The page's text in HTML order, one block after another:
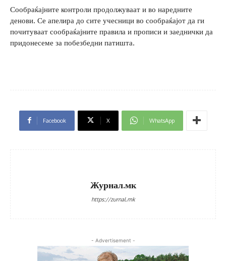
Сообраќајните контроли продолжуваат и во наредните
денови. Се апелира до сите учесници во сообраќајот да ги
почитуваат сообраќајните правила и прописи и заеднички да
придонесеме за побезбедни патишта.
Facebook X WhatsApp
Журнал.мк
https://zurnal.mk
- Advertisement -